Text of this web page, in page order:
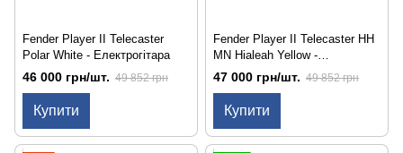
Fender Player II Telecaster
Polar White - Електрогітара
46 000 грн/шт. 49 852 грн
Купити
Fender Player II Telecaster HH
MN Hialeah Yellow -
Електрогітара
47 000 грн/шт. 49 852 грн
Купити